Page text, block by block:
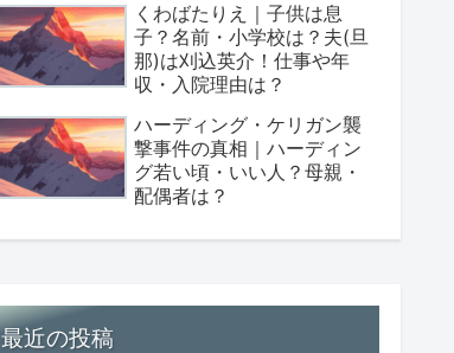
くわばたりえ｜子供は息
子？名前・小学校は？夫(旦
那)は刈込英介！仕事や年
収・入院理由は？
ハーディング・ケリガン襲
撃事件の真相｜ハーディン
グ若い頃・いい人？母親・
配偶者は？
最近の投稿